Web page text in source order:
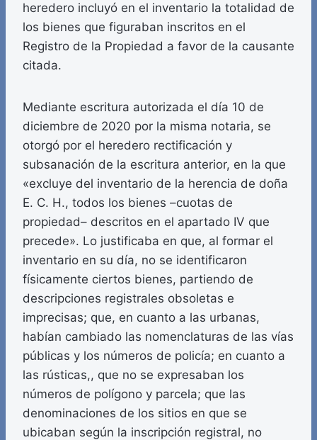
heredero incluyó en el inventario la totalidad de
los bienes que figuraban inscritos en el
Registro de la Propiedad a favor de la causante
citada.
Mediante escritura autorizada el día 10 de
diciembre de 2020 por la misma notaria, se
otorgó por el heredero rectificación y
subsanación de la escritura anterior, en la que
«excluye del inventario de la herencia de doña
E. C. H., todos los bienes –cuotas de
propiedad– descritos en el apartado IV que
precede». Lo justificaba en que, al formar el
inventario en su día, no se identificaron
físicamente ciertos bienes, partiendo de
descripciones registrales obsoletas e
imprecisas; que, en cuanto a las urbanas,
habían cambiado las nomenclaturas de las vías
públicas y los números de policía; en cuanto a
las rústicas,, que no se expresaban los
números de polígono y parcela; que las
denominaciones de los sitios en que se
ubicaban según la inscripción registral, no